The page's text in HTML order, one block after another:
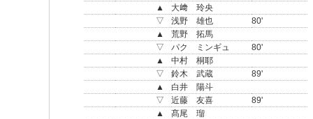
▲
大﨑 玲央
▽
浅野 雄也
80'
▲
荒野 拓馬
▽
パク ミンギュ
80'
▲
中村 桐耶
▽
鈴木 武蔵
89'
▲
白井 陽斗
▽
近藤 友喜
89'
▲
髙尾 瑠